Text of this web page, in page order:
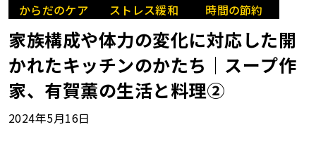
からだのケア ストレス緩和 時間の節約
家族構成や体力の変化に対応した開
かれたキッチンのかたち｜スープ作
家、有賀薫の生活と料理②
2024年5月16日